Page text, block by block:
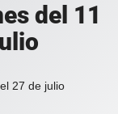
del 11
27 de julio